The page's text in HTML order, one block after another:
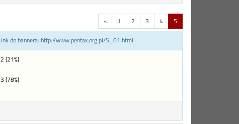
« 1 2 3 4 5
do bannera: http://www.pentax.org.pl/S_01.html
(21%)
(78%)